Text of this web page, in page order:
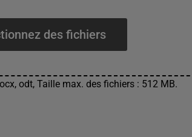
des fichiers
odt, Taille max. des fichiers : 512 MB.